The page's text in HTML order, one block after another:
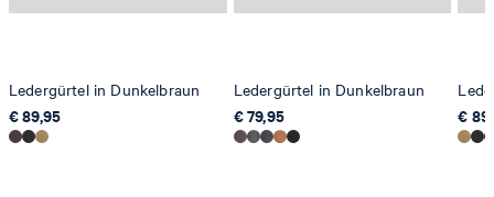
Ledergürtel in Dunkelbraun
€ 89,95
Ledergürtel in Dunkelbraun
€ 79,95
€